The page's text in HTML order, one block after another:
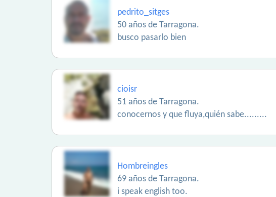
pedrito_sitges
50 años de Tarragona.
busco pasarlo bien
cioisr
51 años de Tarragona.
conocernos y que fluya,quién sabe.........
Hombreingles
69 años de Tarragona.
i speak english too.